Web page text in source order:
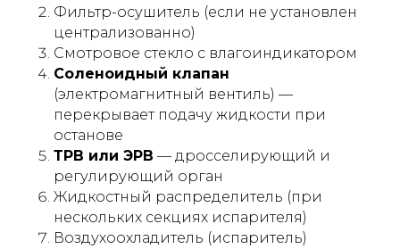
Фильтр-осушитель (если не установлен
централизованно)
Смотровое стекло с влагоиндикатором
Соленоидный клапан
(электромагнитный вентиль) —
перекрывает подачу жидкости при
останове
ТРВ или ЭРВ — дросселирующий и
регулирующий орган
Жидкостный распределитель (при
нескольких секциях испарителя)
Воздухоохладитель (испаритель)